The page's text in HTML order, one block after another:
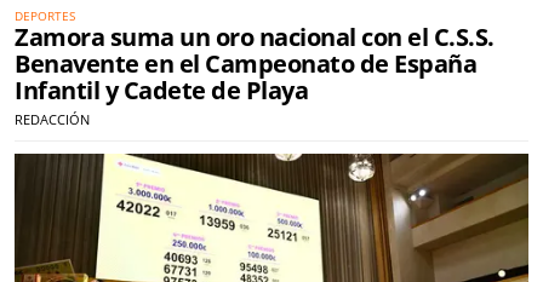
DEPORTES
Zamora suma un oro nacional con el C.S.S.
Benavente en el Campeonato de España
Infantil y Cadete de Playa
REDACCIÓN